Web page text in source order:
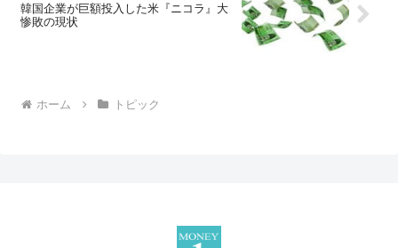
韓国企業が巨額投入した米『ニコラ』大
惨敗の現状
ホーム トピック